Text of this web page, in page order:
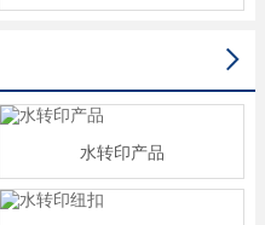

水转印产品